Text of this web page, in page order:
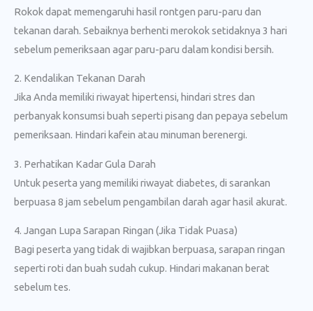
Rokok dapat memengaruhi hasil rontgen paru-paru dan
tekanan darah. Sebaiknya berhenti merokok setidaknya 3 hari
sebelum pemeriksaan agar paru-paru dalam kondisi bersih.
2. Kendalikan Tekanan Darah
Jika Anda memiliki riwayat hipertensi, hindari stres dan
perbanyak konsumsi buah seperti pisang dan pepaya sebelum
pemeriksaan. Hindari kafein atau minuman berenergi.
3. Perhatikan Kadar Gula Darah
Untuk peserta yang memiliki riwayat diabetes, di sarankan
berpuasa 8 jam sebelum pengambilan darah agar hasil akurat.
4. Jangan Lupa Sarapan Ringan (Jika Tidak Puasa)
Bagi peserta yang tidak di wajibkan berpuasa, sarapan ringan
seperti roti dan buah sudah cukup. Hindari makanan berat
sebelum tes.